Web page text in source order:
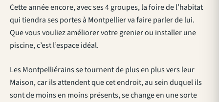
Cette année encore, avec ses 4 groupes, la foire de l’habitat
qui tiendra ses portes à Montpellier va faire parler de lui.
Que vous vouliez améliorer votre grenier ou installer une
piscine, c’est l’espace idéal.
Les Montpelliérains se tournent de plus en plus vers leur
Maison, car ils attendent que cet endroit, au sein duquel ils
sont de moins en moins présents, se change en une sorte